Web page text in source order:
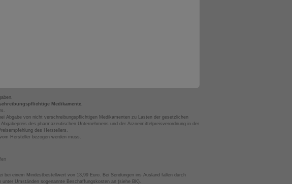
Medikamente.
Abgabe von nicht verschreibungspflichtigen Medikamenten zu Lasten der gesetzlichen
des pharmazeutischen Unternehmens und der Arzneimittelpreisverordnung in der
des Herstellers.
Hersteller bezogen werden muss.
einem Mindestbestellwert von 13,99 Euro. Bei Sendungen ins Ausland fallen durch
Umständen sogenannte Beschaffungskosten an (siehe BK).